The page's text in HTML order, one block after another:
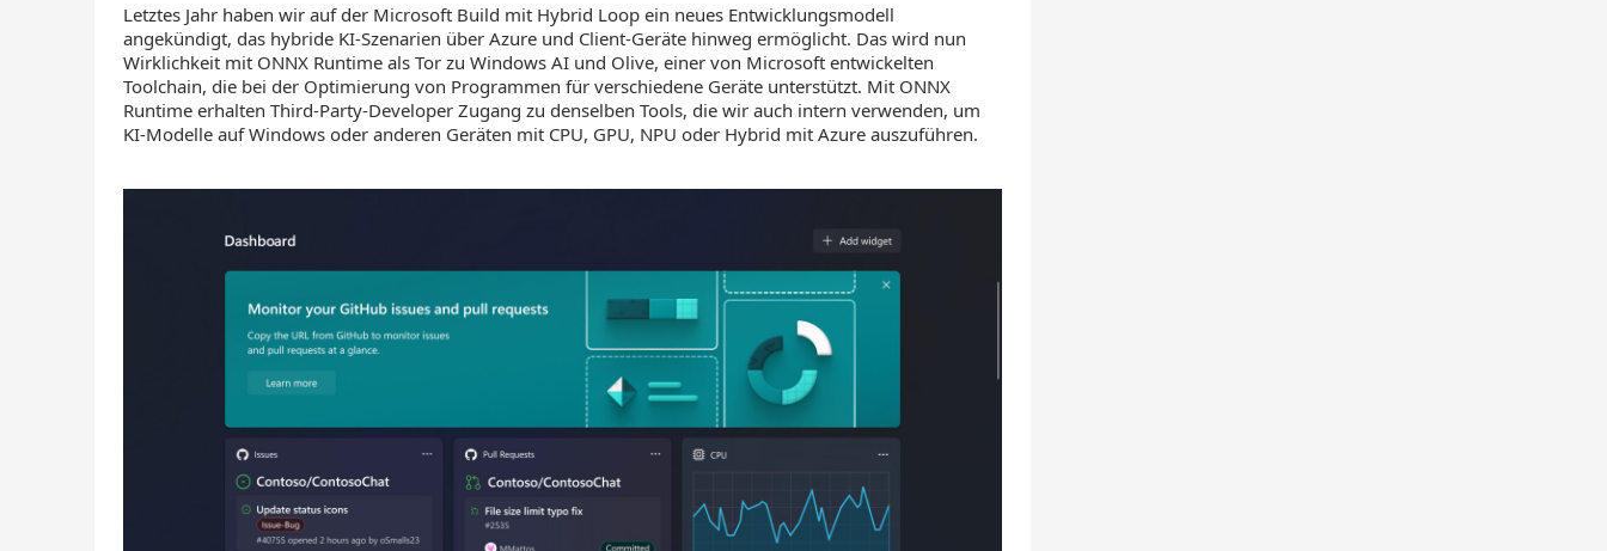
Letztes Jahr haben wir auf der Microsoft Build mit Hybrid Loop ein neues Entwicklungsmodell
angekündigt, das hybride KI-Szenarien über Azure und Client-Geräte hinweg ermöglicht. Das wird nun
Wirklichkeit mit ONNX Runtime als Tor zu Windows AI und Olive, einer von Microsoft entwickelten
Toolchain, die bei der Optimierung von Programmen für verschiedene Geräte unterstützt. Mit ONNX
Runtime erhalten Third-Party-Developer Zugang zu denselben Tools, die wir auch intern verwenden, um
KI-Modelle auf Windows oder anderen Geräten mit CPU, GPU, NPU oder Hybrid mit Azure auszuführen.